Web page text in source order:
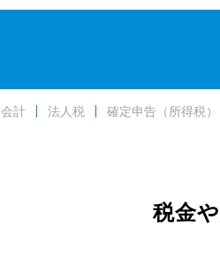
会計 法人税 確定申告（所得税）
税金